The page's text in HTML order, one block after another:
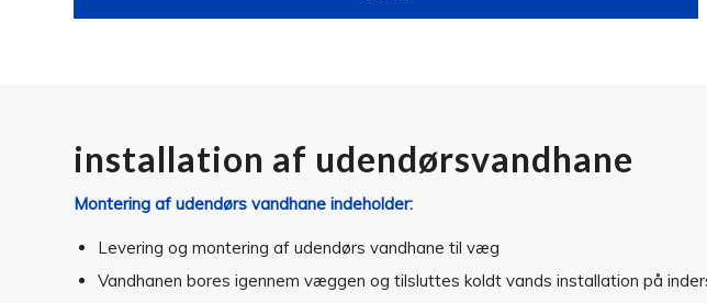
installation af udendørsvandhane
Montering af udendørs vandhane indeholder:
Levering og montering af udendørs vandhane til væg
Vandhanen bores igennem væggen og tilsluttes koldt vands installation på